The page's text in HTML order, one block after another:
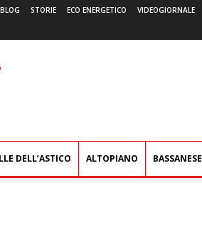
BLOG STORIE ECO ENERGETICO VIDEOGIORNALE
DELL’ASTICO ALTOPIANO BASSANESE